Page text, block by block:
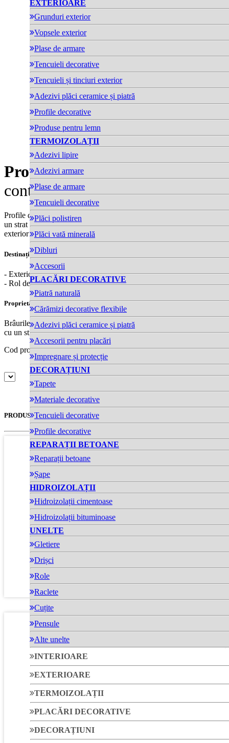
EXTERIOARE
Grunduri exterior
Vopsele exterior
Plase de armare
Tencuieli decorative
Tencuieli și tinciuri exterior
Adezivi plăci ceramice și piatră
Profile decorative
Produse pentru lemn
TERMOIZOLAȚII
Adezivi lipire
Adezivi armare
Plase de armare
Tencuieli decorative
Plăci polistiren
Plăci vată minerală
Dibluri
Accesorii
PLACĂRI DECORATIVE
Piatră naturală
Cărămizi decorative flexibile
Adezivi plăci ceramice și piatră
Accesorii pentru placări
Impregnare și protecție
DECORAȚIUNI
Tapete
Materiale decorative
Tencuieli decorative
Profile decorative
REPARAȚII BETOANE
Reparații betoane
Șape
HIDROIZOLAȚII
Hidroizolații cimentoase
Hidroizolații bituminoase
UNELTE
Gletiere
Drișci
Role
Raclete
Cuțite
Pensule
Alte unelte
INTERIOARE
EXTERIOARE
TERMOIZOLAȚII
PLACĂRI DECORATIVE
DECORAȚIUNI
Profil contur ferestre
contur pentru ferestre A5
Profile decorative din polistiren expandat dens, armate și întărite cu
un strat mineral elastic alcătuit din rășini și praf de marmură, pentru
exterior și interior cu rol decorativ.
Destinații:
- Exterior sau interior
- Rol decorativ
Proprietăți:
Brâurile sunt fabricate din polistiren expandat dens și sunt acoperite
cu un strat mineral elastic, alcătuit din rășini de praf de marmură
Cod produs: 9654-5pret-partener:
PRODUSE SIMILARE
Profil glaf ferestre
Profil contur ferestre
Profil contur pentru ferestre A2